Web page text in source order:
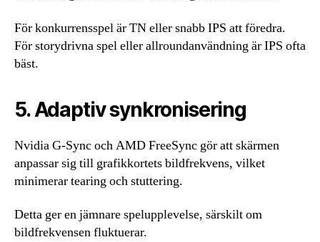
För konkurrensspel är TN eller snabb IPS att föredra.
För storydrivna spel eller allroundanvändning är IPS ofta
bäst.
5. Adaptiv synkronisering
Nvidia G-Sync och AMD FreeSync gör att skärmen
anpassar sig till grafikkortets bildfrekvens, vilket
minimerar tearing och stuttering.
Detta ger en jämnare spelupplevelse, särskilt om
bildfrekvensen fluktuerar.